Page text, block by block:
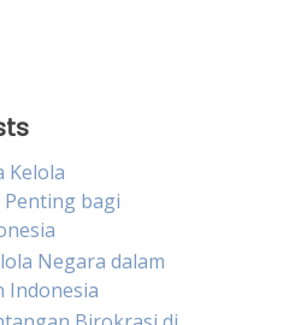
Kelola
bagi
Negara dalam
Indonesia